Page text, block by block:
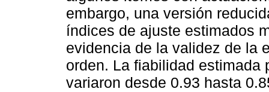
embargo, una versión
índices de ajuste estimados
evidencia de la validez de la
orden. La fiabilidad estimada
variaron desde 0.93 hasta